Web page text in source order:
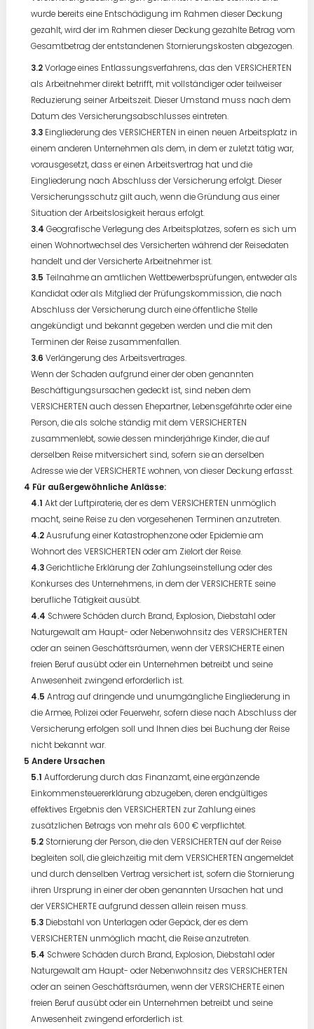
wurde bereits eine Entschädigung im Rahmen dieser Deckung
gezahlt, wird der im Rahmen dieser Deckung gezahlte Betrag vom
Gesamtbetrag der entstandenen Stornierungskosten abgezogen.
Vorlage eines Entlassungsverfahrens, das den VERSICHERTEN
als Arbeitnehmer direkt betrifft, mit vollständiger oder teilweiser
Reduzierung seiner Arbeitszeit. Dieser Umstand muss nach dem
Datum des Versicherungsabschlusses eintreten.
Eingliederung des VERSICHERTEN in einen neuen Arbeitsplatz in
einem anderen Unternehmen als dem, in dem er zuletzt tätig war,
vorausgesetzt, dass er einen Arbeitsvertrag hat und die
Eingliederung nach Abschluss der Versicherung erfolgt. Dieser
Versicherungsschutz gilt auch, wenn die Gründung aus einer
Situation der Arbeitslosigkeit heraus erfolgt.
Geografische Verlegung des Arbeitsplatzes, sofern es sich um
einen Wohnortwechsel des Versicherten während der Reisedaten
handelt und der Versicherte Arbeitnehmer ist.
Teilnahme an amtlichen Wettbewerbsprüfungen, entweder als
Kandidat oder als Mitglied der Prüfungskommission, die nach
Abschluss der Versicherung durch eine öffentliche Stelle
angekündigt und bekannt gegeben werden und die mit den
Terminen der Reise zusammenfallen.
Verlängerung des Arbeitsvertrages.
Wenn der Schaden aufgrund einer der oben genannten
Beschäftigungsursachen gedeckt ist, sind neben dem
VERSICHERTEN auch dessen Ehepartner, Lebensgefährte oder eine
Person, die als solche ständig mit dem VERSICHERTEN
zusammenlebt, sowie dessen minderjährige Kinder, die auf
derselben Reise mitversichert sind, sofern sie an derselben
Adresse wie der VERSICHERTE wohnen, von dieser Deckung erfasst.
Für außergewöhnliche Anlässe:
Akt der Luftpiraterie, der es dem VERSICHERTEN unmöglich
macht, seine Reise zu den vorgesehenen Terminen anzutreten.
Ausrufung einer Katastrophenzone oder Epidemie am
Wohnort des VERSICHERTEN oder am Zielort der Reise.
Gerichtliche Erklärung der Zahlungseinstellung oder des
Konkurses des Unternehmens, in dem der VERSICHERTE seine
berufliche Tätigkeit ausübt.
Schwere Schäden durch Brand, Explosion, Diebstahl oder
Naturgewalt am Haupt- oder Nebenwohnsitz des VERSICHERTEN
oder an seinen Geschäftsräumen, wenn der VERSICHERTE einen
freien Beruf ausübt oder ein Unternehmen betreibt und seine
Anwesenheit zwingend erforderlich ist.
Antrag auf dringende und unumgängliche Eingliederung in
die Armee, Polizei oder Feuerwehr, sofern diese nach Abschluss der
Versicherung erfolgen soll und Ihnen dies bei Buchung der Reise
nicht bekannt war.
Andere Ursachen
Aufforderung durch das Finanzamt, eine ergänzende
Einkommensteuererklärung abzugeben, deren endgültiges
effektives Ergebnis den VERSICHERTEN zur Zahlung eines
zusätzlichen Betrags von mehr als 600 € verpflichtet.
Stornierung der Person, die den VERSICHERTEN auf der Reise
begleiten soll, die gleichzeitig mit dem VERSICHERTEN angemeldet
und durch denselben Vertrag versichert ist, sofern die Stornierung
ihren Ursprung in einer der oben genannten Ursachen hat und
der VERSICHERTE aufgrund dessen allein reisen muss.
Diebstahl von Unterlagen oder Gepäck, der es dem
VERSICHERTEN unmöglich macht, die Reise anzutreten.
Schwere Schäden durch Brand, Explosion, Diebstahl oder
Naturgewalt am Haupt- oder Nebenwohnsitz des VERSICHERTEN
oder an seinen Geschäftsräumen, wenn der VERSICHERTE einen
freien Beruf ausübt oder ein Unternehmen betreibt und seine
Anwesenheit zwingend erforderlich ist.